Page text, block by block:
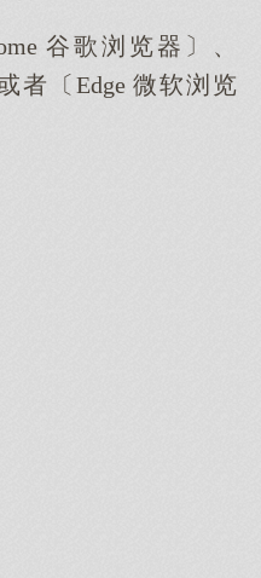
谷歌浏览器〕、
者〔Edge 微软浏览